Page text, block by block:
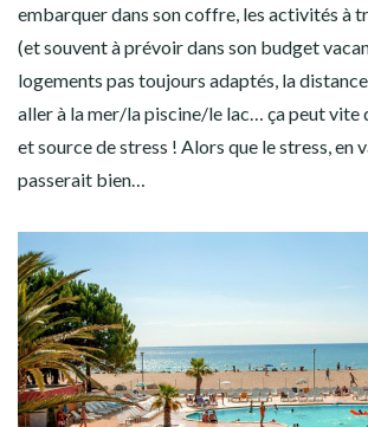
embarquer dans son coffre, les activités à
(et souvent à prévoir dans son budget
logements pas toujours adaptés, la
aller à la mer/la piscine/le lac… ça peut vite
et source de stress ! Alors que le stress, en
passerait bien…